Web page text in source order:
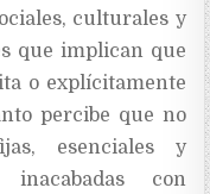
culturales y
que implican que
o explícitamente
percibe que no
esenciales y
inacabadas con